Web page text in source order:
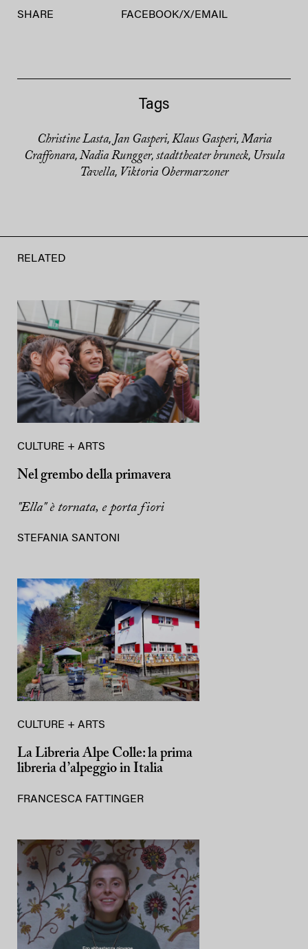
SHARE FACEBOOK/X/EMAIL
Tags
Christine Lasta, Jan Gasperi, Klaus Gasperi, Maria
Craffonara,Nadia Rungger, stadttheater bruneck, Ursula
Tavella, Viktoria Obermarzoner
RELATED
CULTURE + ARTS
Nel grembo della primavera
"Ella" è tornata, e porta fiori
STEFANIA SANTONI
CULTURE + ARTS
La Libreria Alpe Colle: la prima
libreria d’alpeggio in Italia
FRANCESCA FATTINGER